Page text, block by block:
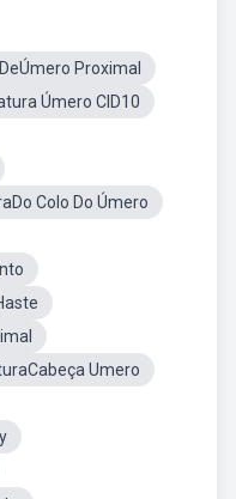
Proximal
Úmero CID10
Colo Do Úmero
Umero